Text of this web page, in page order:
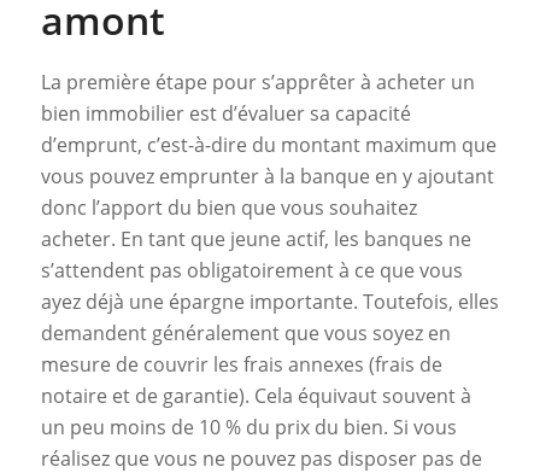
amont
La première étape pour s’apprêter à acheter un
bien immobilier est d’évaluer sa capacité
d’emprunt, c’est-à-dire du montant maximum que
vous pouvez emprunter à la banque en y ajoutant
donc l’apport du bien que vous souhaitez
acheter. En tant que jeune actif, les banques ne
s’attendent pas obligatoirement à ce que vous
ayez déjà une épargne importante. Toutefois, elles
demandent généralement que vous soyez en
mesure de couvrir les frais annexes (frais de
notaire et de garantie). Cela équivaut souvent à
un peu moins de 10 % du prix du bien. Si vous
réalisez que vous ne pouvez pas disposer pas de